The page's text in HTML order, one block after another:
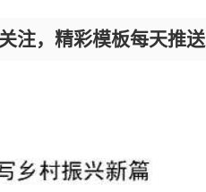
注，精彩模板每天推送